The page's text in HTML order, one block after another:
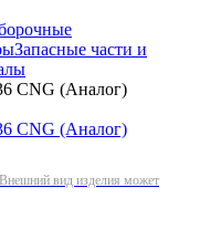
Запасные части и
CNG (Аналог)
вид изделия может